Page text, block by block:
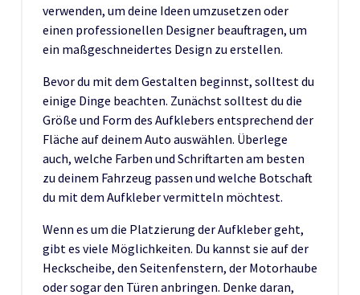
verwenden, um deine Ideen umzusetzen oder
einen professionellen Designer beauftragen, um
ein maßgeschneidertes Design zu erstellen.
Bevor du mit dem Gestalten beginnst, solltest du
einige Dinge beachten. Zunächst solltest du die
Größe und Form des Aufklebers entsprechend der
Fläche auf deinem Auto auswählen. Überlege
auch, welche Farben und Schriftarten am besten
zu deinem Fahrzeug passen und welche Botschaft
du mit dem Aufkleber vermitteln möchtest.
Wenn es um die Platzierung der Aufkleber geht,
gibt es viele Möglichkeiten. Du kannst sie auf der
Heckscheibe, den Seitenfenstern, der Motorhaube
oder sogar den Türen anbringen. Denke daran,